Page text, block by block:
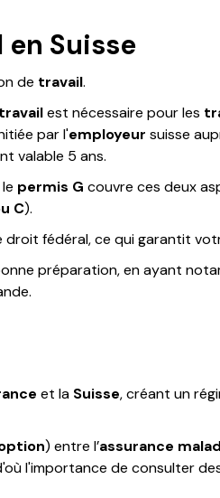
Suisse
de travail.
est nécessaire pour les
par l'employeur suisse
valable 5 ans.
permis G couvre ces deux
C).
droit fédéral, ce qui garantit
préparation, en ayant
et la Suisse, créant un
) entre l’assurance
l'importance de consulter